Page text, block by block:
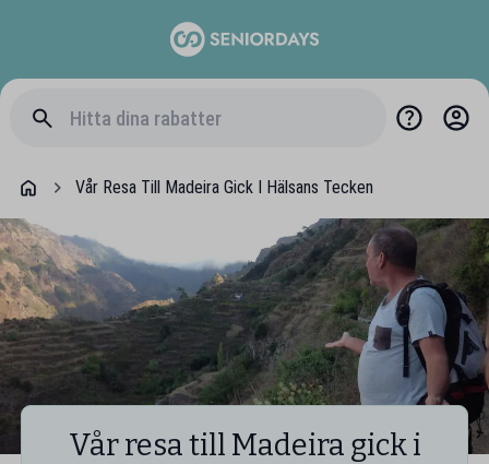
Vår Resa Till Madeira Gick I Hälsans Tecken
Vår resa till Madeira gick i